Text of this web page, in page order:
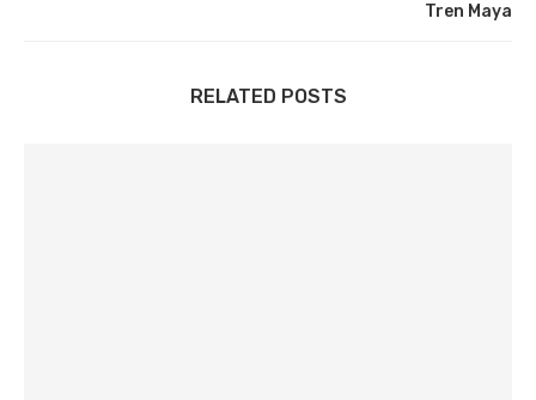
Tren Maya
RELATED POSTS